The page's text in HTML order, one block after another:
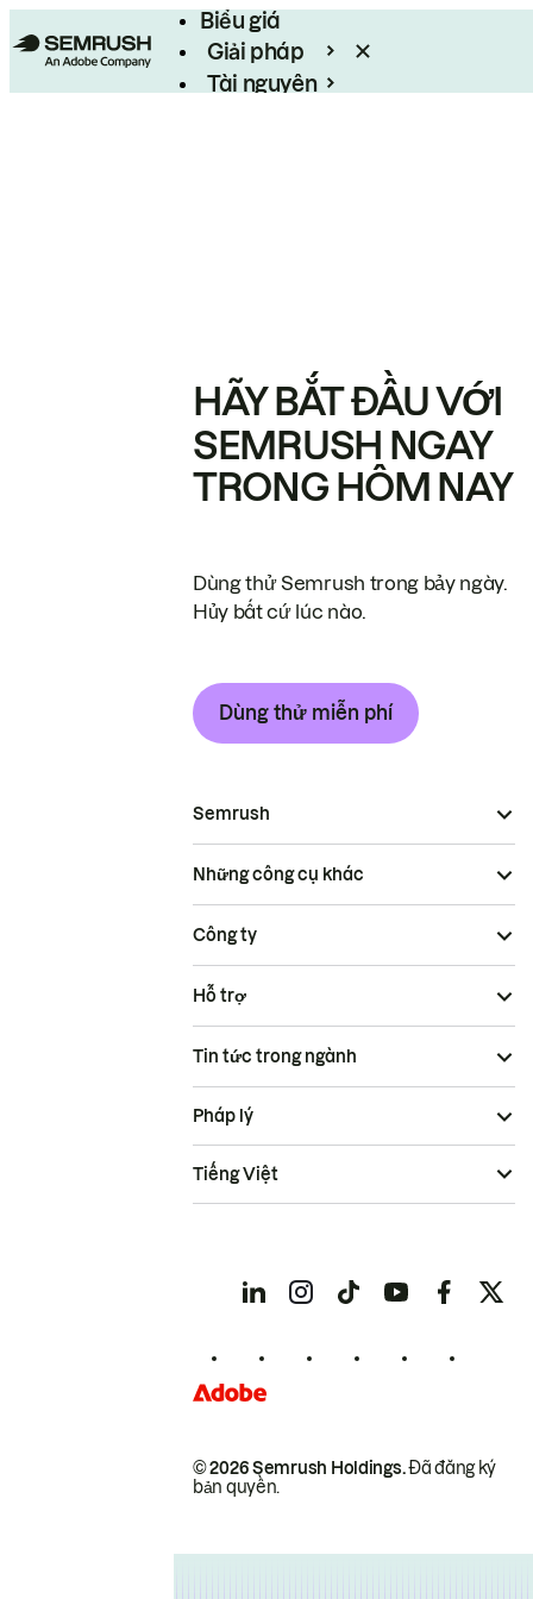
Biểu giá
Giải pháp
Tài nguyên
HÃY BẮT ĐẦU VỚI
SEMRUSH NGAY
TRONG HÔM NAY
Dùng thử Semrush trong bảy ngày.
Hủy bất cứ lúc nào.
Dùng thử miễn phí
Semrush
Những công cụ khác
Công ty
Hỗ trợ
Tin tức trong ngành
© 2026 Semrush Holdings.Đã đăng ký
bản quyền.
Pháp lý
Tiếng Việt